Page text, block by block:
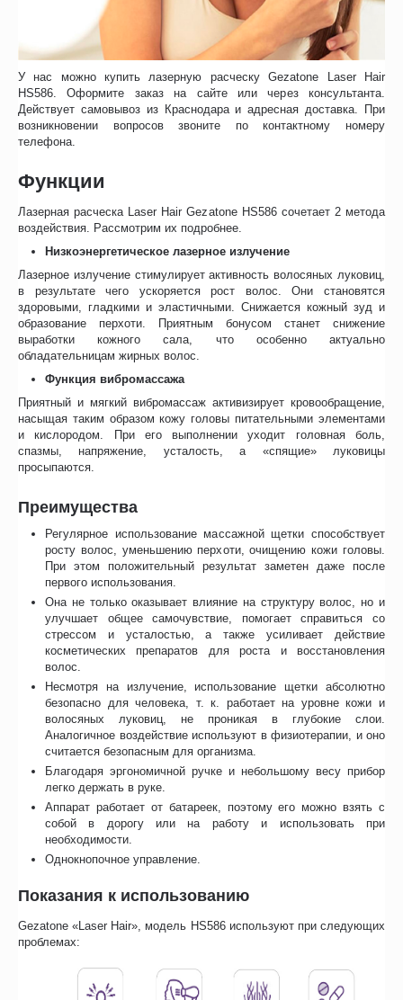
У нас можно купить лазерную расческу Gezatone Laser Hair
HS586. Оформите заказ на сайте или через консультанта.
Действует самовывоз из Краснодара и адресная доставка. При
возникновении вопросов звоните по контактному номеру
телефона.
Функции
Лазерная расческа Laser Hair Gezatone HS586 сочетает 2 метода
воздействия. Рассмотрим их подробнее.
Низкоэнергетическое лазерное излучение
Лазерное излучение стимулирует активность волосяных луковиц,
в результате чего ускоряется рост волос. Они становятся
здоровыми, гладкими и эластичными. Снижается кожный зуд и
образование перхоти. Приятным бонусом станет снижение
выработки кожного сала, что особенно актуально
обладательницам жирных волос.
Функция вибромассажа
Приятный и мягкий вибромассаж активизирует кровообращение,
насыщая таким образом кожу головы питательными элементами
и кислородом. При его выполнении уходит головная боль,
спазмы, напряжение, усталость, а «спящие» луковицы
просыпаются.
Преимущества
Регулярное использование массажной щетки способствует
росту волос, уменьшению перхоти, очищению кожи головы.
При этом положительный результат заметен даже после
первого использования.
Она не только оказывает влияние на структуру волос, но и
улучшает общее самочувствие, помогает справиться со
стрессом и усталостью, а также усиливает действие
косметических препаратов для роста и восстановления
волос.
Несмотря на излучение, использование щетки абсолютно
безопасно для человека, т. к. работает на уровне кожи и
волосяных луковиц, не проникая в глубокие слои.
Аналогичное воздействие используют в физиотерапии, и оно
считается безопасным для организма.
Благодаря эргономичной ручке и небольшому весу прибор
легко держать в руке.
Аппарат работает от батареек, поэтому его можно взять с
собой в дорогу или на работу и использовать при
необходимости.
Однокнопочное управление.
Показания к использованию
Gezatone «Laser Hair», модель HS586 используют при следующих
проблемах: